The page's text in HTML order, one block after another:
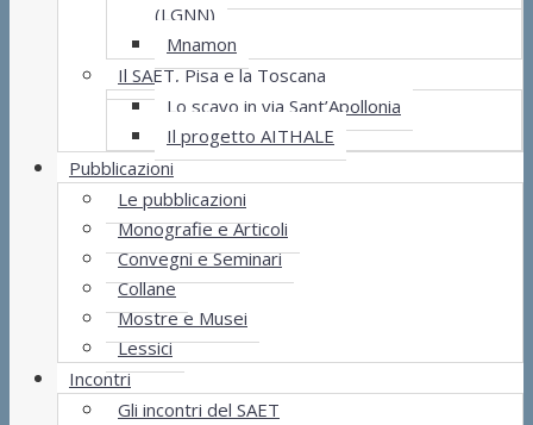
(LGNN)
Mnamon
Il SAET, Pisa e la Toscana
Lo scavo in via Sant’Apollonia
Il progetto AITHALE
Pubblicazioni
Le pubblicazioni
Monografie e Articoli
Convegni e Seminari
Collane
Mostre e Musei
Lessici
Incontri
Gli incontri del SAET